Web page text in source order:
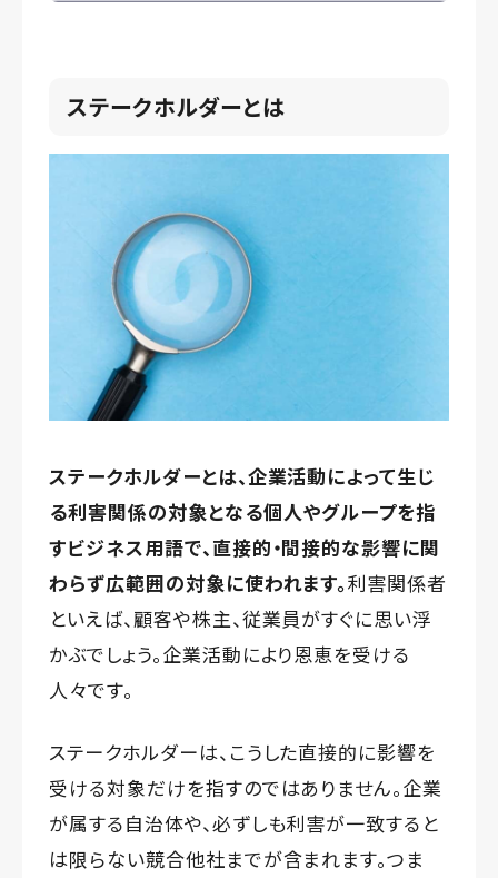
ステークホルダーとは
ステークホルダーとは、企業活動によって生じ
る利害関係の対象となる個人やグループを指
すビジネス用語で、直接的・間接的な影響に関
わらず広範囲の対象に使われます。利害関係者
といえば、顧客や株主、従業員がすぐに思い浮
かぶでしょう。企業活動により恩恵を受ける
人々です。
ステークホルダーは、こうした直接的に影響を
受ける対象だけを指すのではありません。企業
が属する自治体や、必ずしも利害が一致すると
は限らない競合他社までが含まれます。つま